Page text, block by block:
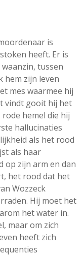
is
heeft. Er is
tussen
hem zijn leven
mes waarmee hij
vindt gooit hij het
hemel die hij
hallucinaties
als het rood
als haar
op zijn arm en dan
het rood dat het
Wozzeck
Hij moet het
het water in.
maar om zich
heeft zich